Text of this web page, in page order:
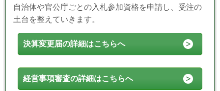
自治体や官公庁ごとの入札参加資格を申請し、受注の
土台を整えていきます。
決算変更届の詳細はこちらへ
経営事項審査の詳細はこちらへ